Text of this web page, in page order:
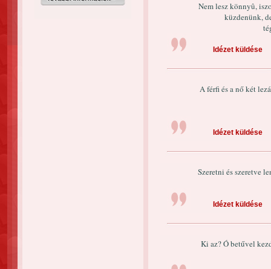
Nem lesz könnyû,
küzdenünk,
Idézet küldése
A férfi és a nő két
Idézet küldése
Szeretni és szeretve
Idézet küldése
Ki az? Ó betűvel